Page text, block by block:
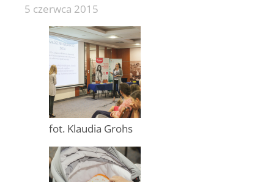
5 czerwca 2015
fot. Klaudia Grohs